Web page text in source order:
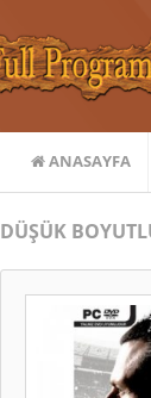
ANASAYFA
DÜŞÜK